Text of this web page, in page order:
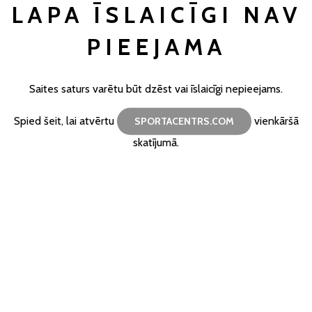
LAPA ĪSLAICĪGI NAV
PIEEJAMA
Saites saturs varētu būt dzēst vai īslaicīgi nepieejams.
Spied šeit, lai atvērtu SPORTACENTRS.COM
vienkāršā
skatījumā.